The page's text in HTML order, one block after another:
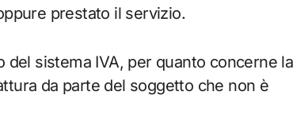
prestato il servizio.
del sistema IVA, per quanto concerne la
da parte del soggetto che non è